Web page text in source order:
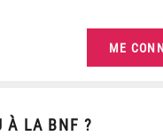
À LA BNF ?